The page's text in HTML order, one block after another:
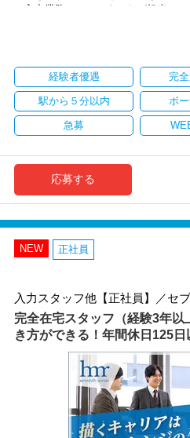
・入力業務はアシスタントが担当
・顧客と直接折衝する機会が豊富
・経験値が自然と積み上がる環境
＜働きやすい環境＞
・有給取得率90％以上
・年間休日125日以上
・男性の育休取得率100％
・テレワーク導入済み
・全席デュアルモニタ完備
・クライアント2500社以上
・9割が紹介の安定基盤
・一般企業～医療・学校法人まで対応
・相続／事業承継／M&Aにも対応
＜成長中の税理士法人＞
・全国14拠点で事業展開
・従業員240名以上に拡大
・会計・税務・財務・労務まで対応
・専門家が在籍しワンストップ支援
＜学びを後押し＞
・書籍購入費／研修費は全額会社負担
経験者優遇 完
駅から５分以内 ボ
急募
応募する
NEW 正社員
入力スタッフ他【正社員】／セ
完全在宅スタッフ（経験3年
き方ができる！年間休日125